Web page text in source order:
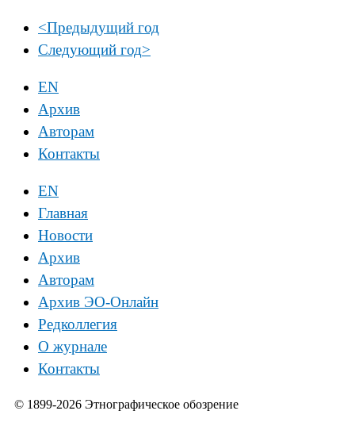
<Предыдущий год
Следующий год>
EN
Архив
Авторам
Контакты
EN
Главная
Новости
Архив
Авторам
Архив ЭО-Онлайн
Редколлегия
О журнале
Контакты
© 1899-2026 Этнографическое обозрение